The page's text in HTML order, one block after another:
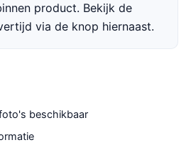
product. Bekijk de
via de knop hiernaast.
beschikbaar